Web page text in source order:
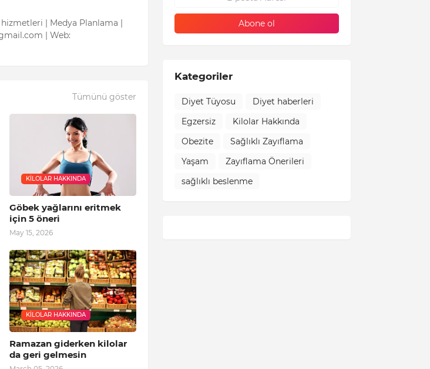
hizmetleri | Medya Planlama |
| Web:
Tümünü göster
KILOLAR HAKKINDA
Göbek yağlarını eritmek
için 5 öneri
May 15, 2026
KILOLAR HAKKINDA
Ramazan giderken kilolar
da geri gelmesin
Kategoriler
Diyet Tüyosu
Diyet haberleri
Egzersiz
Kilolar Hakkında
Obezite
Sağlıklı Zayıflama
Yaşam
Zayıflama Önerileri
sağlıklı beslenme